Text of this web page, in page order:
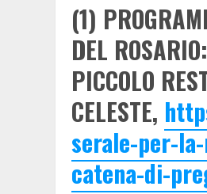
(1)
DEL
PICCOLO
CELESTE,
serale-per-
catena-di-